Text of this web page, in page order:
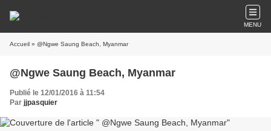
MENU
Accueil » @Ngwe Saung Beach, Myanmar
@Ngwe Saung Beach, Myanmar
Publié le 12/01/2016 à 11:54
Par jjpasquier